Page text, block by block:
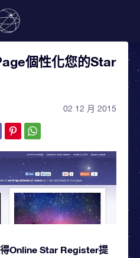
個性化您的Star
02 12 月 2015
Online Star Register提